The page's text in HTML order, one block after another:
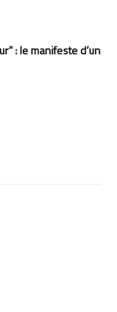
: le manifeste d’un